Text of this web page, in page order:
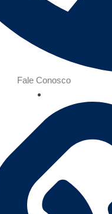
Fale Conosco